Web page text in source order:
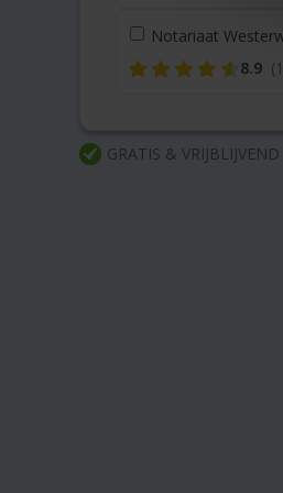
Notariaat
8.9
GRATIS & VRIJBLIJVEND